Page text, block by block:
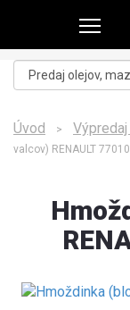
Úvod >
valcov) RENAULT